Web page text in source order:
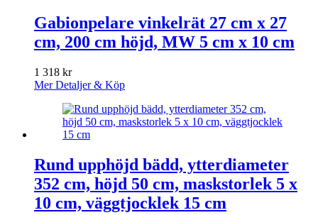
Gabionpelare vinkelrät 27 cm x 27
cm, 200 cm höjd, MW 5 cm x 10 cm
1 318 kr
Mer Detaljer & Köp
Rund upphöjd bädd, ytterdiameter
352 cm, höjd 50 cm, maskstorlek 5 x
10 cm, väggtjocklek 15 cm